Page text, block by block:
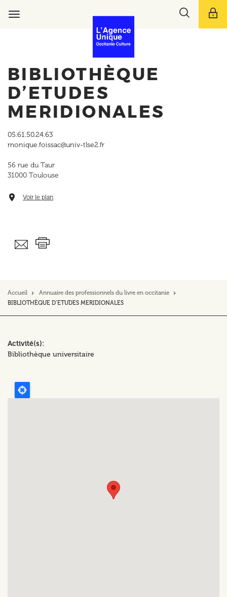
Toggle
BIBLIOTHÈQUE
D’ETUDES
MERIDIONALES
05.61.50.24.63
monique.foissac@univ-tlse2.fr
56 rue du Taur
31000 Toulouse
Voir le plan
Accueil
Annuaire des professionnels du livre en occitanie
BIBLIOTHÈQUE D’ETUDES MERIDIONALES
Activité(s)
Bibliothèque universitaire